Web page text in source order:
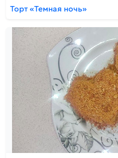
Торт «Темная ночь»